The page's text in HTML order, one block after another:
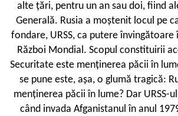
alte țări, pentru un an sau doi, fiind
Generală. Rusia a moștenit locul pe
fondare, URSS, ca putere învingătoare
Război Mondial. Scopul constituirii
Securitate este menținerea păcii în
se pune este, așa, o glumă tragică:
menținerea păcii în lume? Dar URSS-
când invada Afganistanul în anul